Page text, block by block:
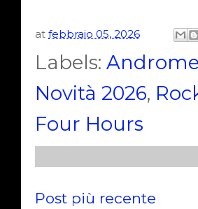
at febbraio 05, 2026
Labels:
Novità 2026,
Four Hours
Post più recente